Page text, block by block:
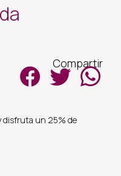
Compartir
disfruta un 25% de